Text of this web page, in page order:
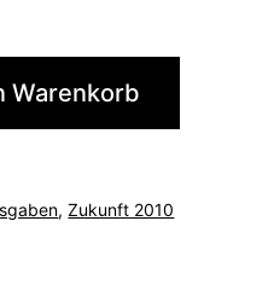
Warenkorb
,Zukunft 2010